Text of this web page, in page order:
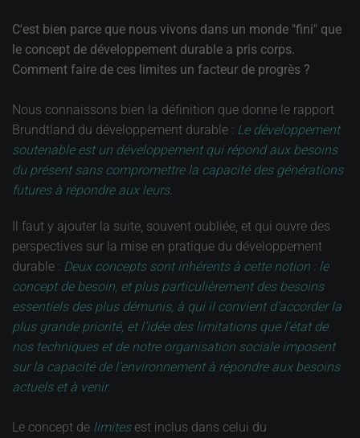
C'est bien parce que nous vivons dans un monde "fini" que
le concept de développement durable a pris corps.
Comment faire de ces limites un facteur de progrès ?
Nous connaissons bien la définition que donne le rapport
Brundtland du développement durable : Le développement
soutenable est un développement qui répond aux besoins
du présent sans compromettre la capacité des générations
futures à répondre aux leurs.
Il faut y ajouter la suite, souvent oubliée, et qui ouvre des
perspectives sur la mise en pratique du développement
durable : Deux concepts sont inhérents à cette notion : le
concept de besoin, et plus particulièrement des besoins
essentiels des plus démunis, à qui il convient d’accorder la
plus grande priorité, et l’idée des limitations que l’état de
nos techniques et de notre organisation sociale imposent
sur la capacité de l’environnement à répondre aux besoins
actuels et à venir.
Le concept de limitesest inclus dans celui du